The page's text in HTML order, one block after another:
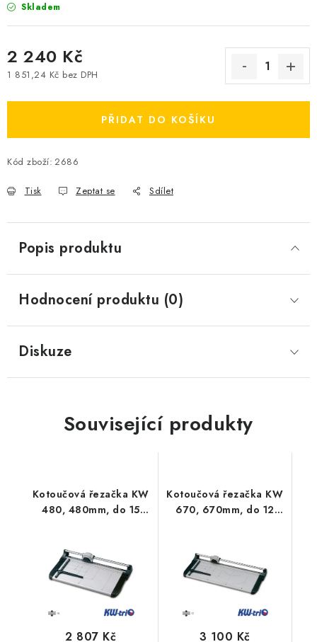
Skladem
2 240 Kč
1 851,24 Kč bez DPH
PŘIDAT DO KOŠÍKU
Kód zboží: 2686
Tisk Zeptat se Sdílet
Popis produktu
Hodnocení produktu (0)
Diskuze
Související produkty
Kotoučová řezačka KW
480, 480mm, do 15
2 807 Kč
Kotoučová řezačka KW
670, 670mm, do 12
3 100 Kč